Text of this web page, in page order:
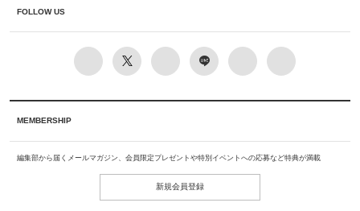
FOLLOW US
MEMBERSHIP
編集部から届くメールマガジン、会員限定プレゼントや特別イベントへの応募など特典が満載
新規会員登録